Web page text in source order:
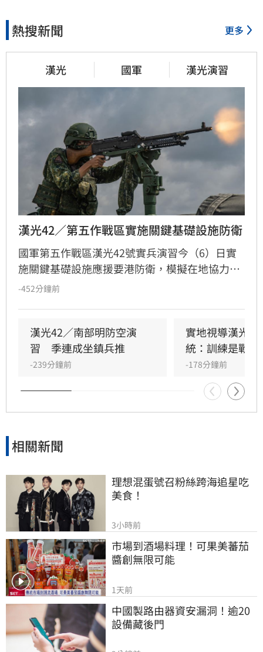
熱搜新聞 更多
漢光 國軍 漢光演習
漢光42／第五作戰區實施關鍵基礎設施防衛
國軍第五作戰區漢光42號實兵演習今（6）日實
施關鍵基礎設施應援要港防衛，模擬在地協力者
襲擾港區重要設施，由港務警察先期應處，並依
力。
-452分鐘前
漢光42／南部明防空演
習　季連成坐鎮兵推
-239分鐘前
實地視導漢光演
統：訓練是戰力
-178分鐘前
相關新聞
理想混蛋號召粉絲跨海追星吃
美食！
3小時前
市場到酒場料理！可果美蕃茄
醬創無限可能
1天前
中國製路由器資安漏洞！逾20
設備藏後門